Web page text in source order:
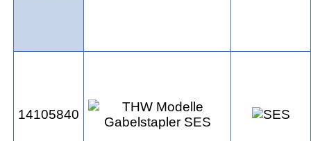
14105840